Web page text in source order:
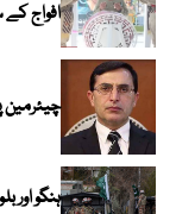
افواج کے
چیئرمین
ہنگو اور